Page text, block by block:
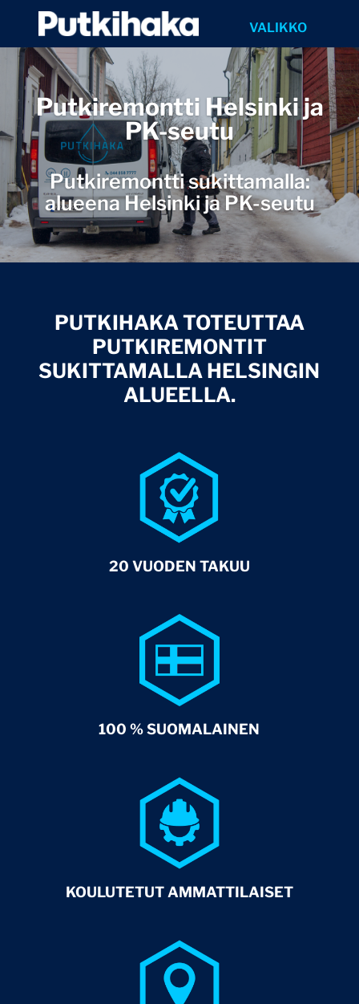
Putkiremontti Helsinki ja
PK-seutu
Putkiremontti sukittamalla:
alueena Helsinki ja PK-seutu
PUTKIHAKA TOTEUTTAA
PUTKIREMONTIT
SUKITTAMALLA HELSINGIN
ALUEELLA.
20 VUODEN TAKUU
100 % SUOMALAINEN
KOULUTETUT AMMATTILAISET